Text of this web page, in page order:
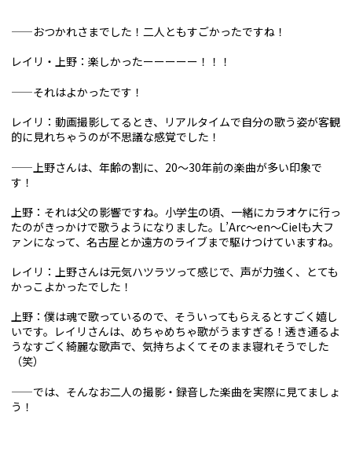
——おつかれさまでした！二人ともすごかったですね！
レイリ・上野：楽しかったーーーーー！！！
——それはよかったです！
レイリ：動画撮影してるとき、リアルタイムで自分の歌う姿が客観
的に見れちゃうのが不思議な感覚でした！
——上野さんは、年齢の割に、20～30年前の楽曲が多い印象で
す！
上野：それは父の影響ですね。小学生の頃、一緒にカラオケに行っ
たのがきっかけで歌うようになりました。L’Arc〜en〜Cielも大フ
ァンになって、名古屋とか遠方のライブまで駆けつけていますね。
レイリ：上野さんは元気ハツラツって感じで、声が力強く、とても
かっこよかったでした！
上野：僕は魂で歌っているので、そういってもらえるとすごく嬉し
いです。レイリさんは、めちゃめちゃ歌がうますぎる！透き通るよ
うなすごく綺麗な歌声で、気持ちよくてそのまま寝れそうでした
（笑）
——では、そんなお二人の撮影・録音した楽曲を実際に見てましょ
う！